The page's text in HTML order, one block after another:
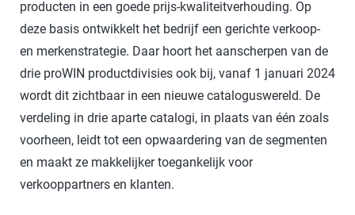
producten in een goede prijs-kwaliteitverhouding. Op
deze basis ontwikkelt het bedrijf een gerichte verkoop-
en merkenstrategie. Daar hoort het aanscherpen van de
drie proWIN productdivisies ook bij, vanaf 1 januari 2024
wordt dit zichtbaar in een nieuwe cataloguswereld. De
verdeling in drie aparte catalogi, in plaats van één zoals
voorheen, leidt tot een opwaardering van de segmenten
en maakt ze makkelijker toegankelijk voor
verkooppartners en klanten.